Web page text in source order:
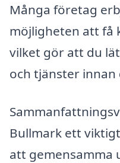
Många företag
möjligheten att få
vilket gör att du
och tjänster
Bullmark ett
att gemensamma